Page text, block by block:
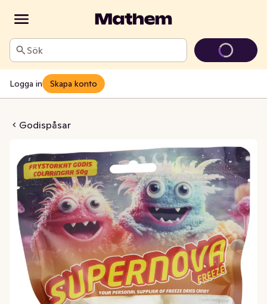
Sök
Logga in Skapa konto
Godispåsar
Sura Colaringar